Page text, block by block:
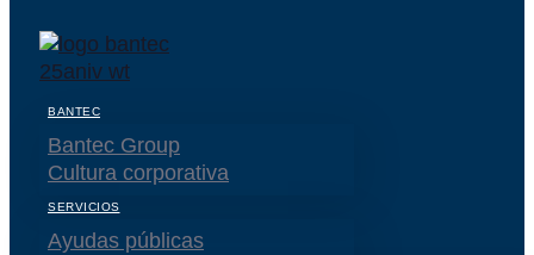
BANTEC
Bantec Group
Cultura corporativa
SERVICIOS
Ayudas públicas